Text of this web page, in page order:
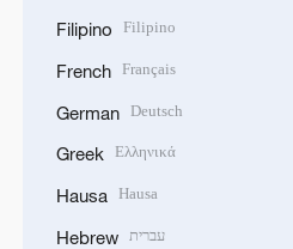
Filipino Filipino
French Français
German Deutsch
Greek Ελληνικά
Hausa Hausa
Hebrew עברית